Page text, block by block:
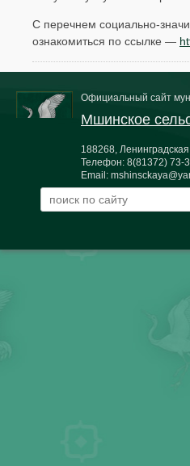
С перечнем социально-
ознакомиться по ссылке —
Официальный сайт
Мшинское
188268,
Телефон: 8(81372) 73-
Email: